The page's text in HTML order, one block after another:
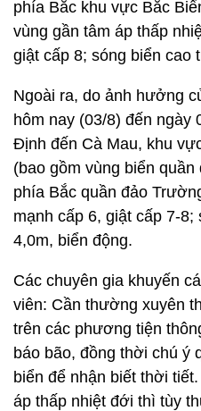
phía Bắc khu vực Bắc
vùng gần tâm áp thấp
giật cấp 8; sóng biển cao
Ngoài ra, do ảnh hưởng
hôm nay (03/8) đến ngày
Định đến Cà Mau, khu
(bao gồm vùng biển
phía Bắc quần đảo
mạnh cấp 6, giật cấp 7-
4,0m, biển động.
Các chuyên gia khuyến
viên: Cần thường xuyên
trên các phương tiện
báo bão, đồng thời chú ý
biển để nhận biết thời
áp thấp nhiệt đới thì tùy